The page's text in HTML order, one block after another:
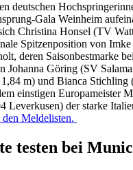
deutschen
Gala Weinheim
Christina Honsel (TV
Spitzenposition von
deren Saisonbestmarke
Johanna Göring (SV
m) und Bianca Stichling
einstigen Europameister
Leverkusen) der starke
den Meldelisten.
testen bei